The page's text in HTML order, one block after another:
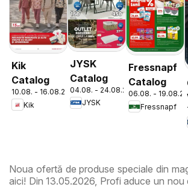
Kik
Catalog
10.08. - 16.08.2026
Kik
JYSK
Catalog
04.08. - 24.08.2026
JYSK
Fressnapf
Catalog
06.08. -
Fressnapf
Noua ofertă de produse speciale din
aici! Din 13.05.2026, Profi aduce un nou